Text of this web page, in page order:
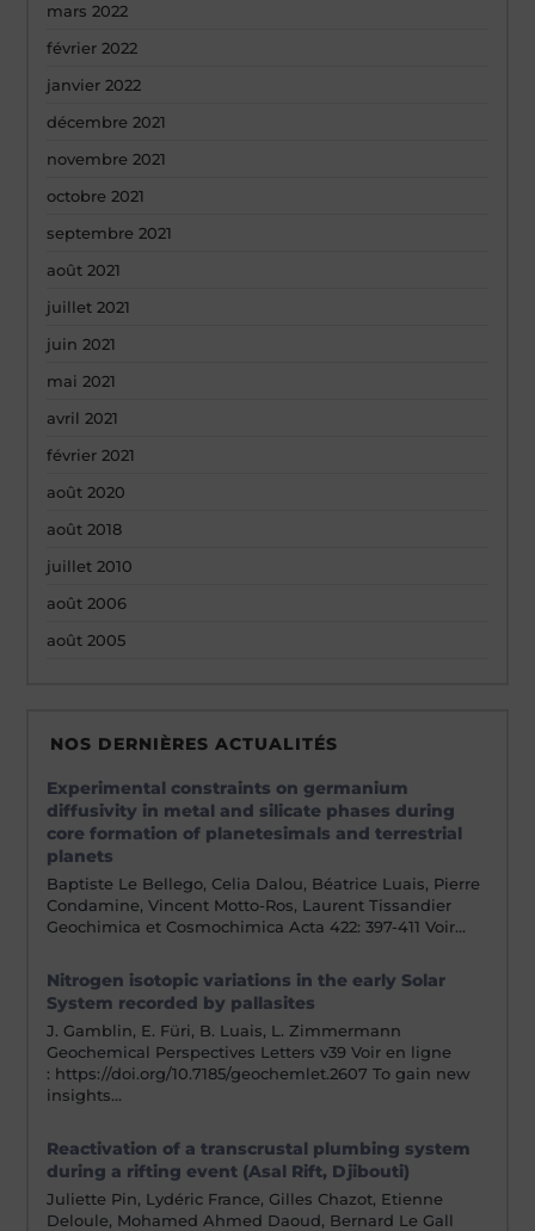
mars 2022
février 2022
janvier 2022
décembre 2021
novembre 2021
octobre 2021
septembre 2021
août 2021
juillet 2021
juin 2021
mai 2021
avril 2021
février 2021
août 2020
août 2018
juillet 2010
août 2006
août 2005
NOS DERNIÈRES ACTUALITÉS
Experimental constraints on germanium
diffusivity in metal and silicate phases during
core formation of planetesimals and terrestrial
planets
Baptiste Le Bellego, Celia Dalou, Béatrice Luais, Pierre
Condamine, Vincent Motto-Ros, Laurent Tissandier
Geochimica et Cosmochimica Acta 422: 397-411 Voir…
Nitrogen isotopic variations in the early Solar
System recorded by pallasites
J. Gamblin, E. Füri, B. Luais, L. Zimmermann
Geochemical Perspectives Letters v39 Voir en ligne
: https://doi.org/10.7185/geochemlet.2607 To gain new
insights…
Reactivation of a transcrustal plumbing system
during a rifting event (Asal Rift, Djibouti)
Juliette Pin, Lydéric France, Gilles Chazot, Etienne
Deloule, Mohamed Ahmed Daoud, Bernard Le Gall